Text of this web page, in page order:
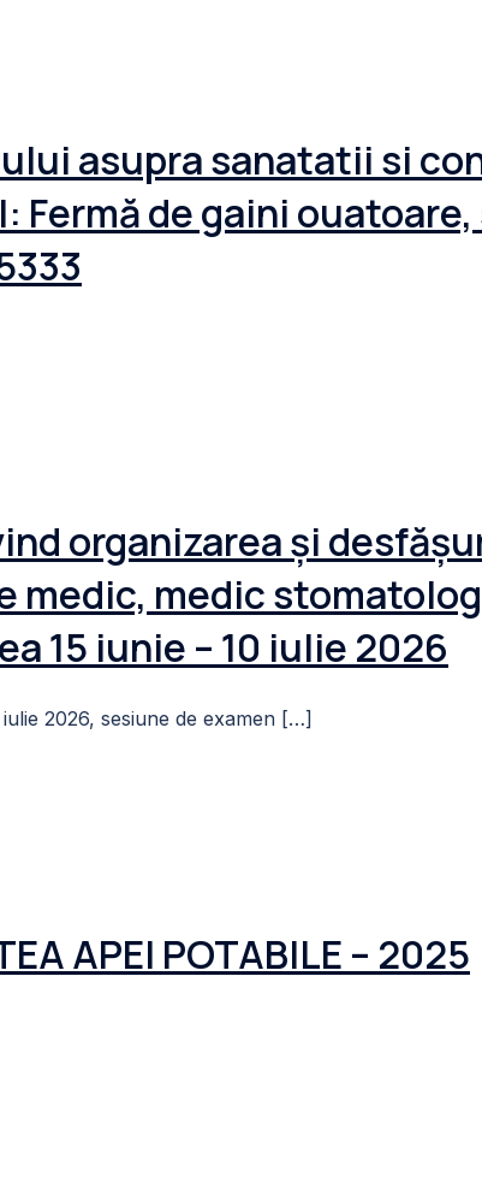
asupra sanatatii si
de gaini
organizarea și
medic, medic
15 iunie – 10 iulie 2026
2026, sesiune de examen […]
APEI POTABILE – 2025